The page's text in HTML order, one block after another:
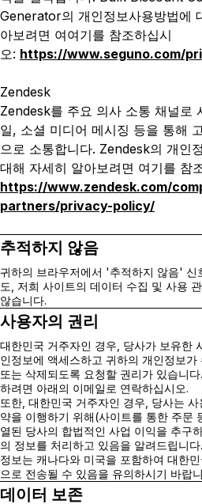
Generator의 개인정보사용방법에
아보려면 여여기를 참조하십시
오: https://www.seguno.com/
Zendesk
Zendesk를 주요 의사 소통 채널로
일, 소셜 미디어 메시징 등을 통해
으로 소통합니다. Zendesk의 개인
대해 자세히 알아보려면 여기를 참
https://www.zendesk.com/
partners/privacy-policy/
추적하지 않음
귀하의 브라우저에서 '추적하지 않음' 신
도, 저희 사이트의 데이터 수집 및 사용
않습니다.
사용자의 권리
대한민국 거주자인 경우, 당사가 보유한
인정보에 액세스하고 귀하의 개인정보가
또는 삭제되도록 요청할 권리가 있습니
하려면 아래의 이메일로 연락하십시오.
또한, 대한민국 거주자인 경우, 당사는
약을 이행하기 위해(사이트를 통한 주문
열된 당사의 합법적인 사업 이익을 추구
의 정보를 처리하고 있음을 알려드립니다.
정보는 캐나다와 미국을 포함하여 대한
으로 전송될 수 있음을 유의하시기 바랍
데이터 보존